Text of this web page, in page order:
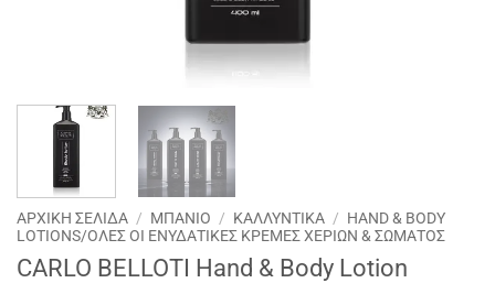
ΑΡΧΙΚΉ ΣΕΛΊΔΑ / ΜΠΑΝΙΟ / ΚΑΛΛΥΝΤΙΚΑ / HAND & BODY
LOTIONS/ΟΛΕΣ ΟΙ ΕΝΥΔΑΤΙΚΕΣ ΚΡΕΜΕΣ ΧΕΡΙΩΝ & ΣΩΜΑΤΟΣ
CARLO BELLOTI Hand & Body Lotion